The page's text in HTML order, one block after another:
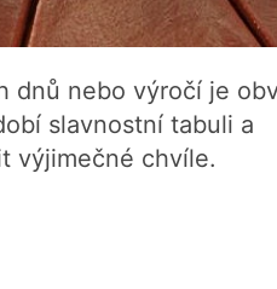
dnů nebo výročí je
slavnostní tabuli a
výjimečné chvíle.